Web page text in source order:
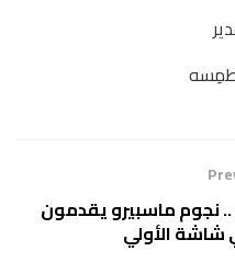
نجوم ماسبيرو يقدمون